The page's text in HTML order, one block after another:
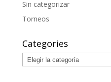
Sin categorizar
Torneos
Categories
Categories